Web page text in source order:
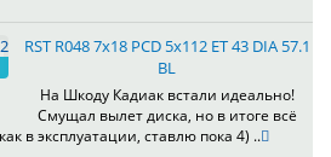
RST R048 7x18 PCD 5x112 ET 43 DIA 57.1
BL
На Шкоду Кадиак встали идеально!
Смущал вылет диска, но в итоге всё
в эксплуатации, ставлю пока 4) ..